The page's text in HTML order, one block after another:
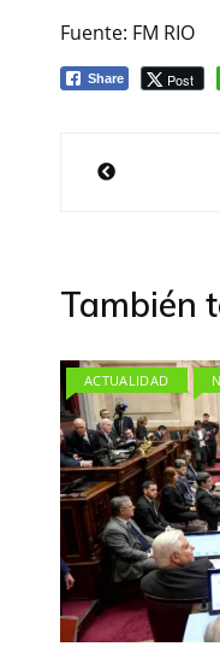
Fuente: FM RIO
Share Post
También
ACTUALIDAD